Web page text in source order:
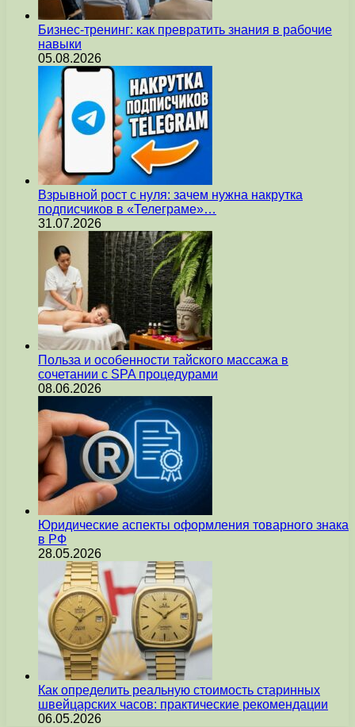
Бизнес-тренинг: как превратить знания в рабочие
навыки
05.08.2026
Взрывной рост с нуля: зачем нужна накрутка
подписчиков в «Телеграме»…
31.07.2026
Польза и особенности тайского массажа в
сочетании с SPA процедурами
08.06.2026
Юридические аспекты оформления товарного знака
в РФ
28.05.2026
Как определить реальную стоимость старинных
швейцарских часов: практические рекомендации
06.05.2026